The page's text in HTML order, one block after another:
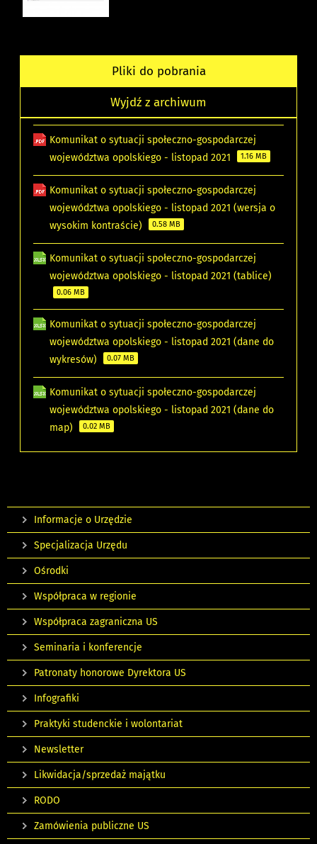
Pliki do pobrania
Wyjdź z archiwum
Komunikat o sytuacji społeczno-gospodarczej
województwa opolskiego - listopad 2021
1.16 MB
Komunikat o sytuacji społeczno-gospodarczej
województwa opolskiego - listopad 2021 (wersja o
wysokim kontraście)
0.58 MB
Komunikat o sytuacji społeczno-gospodarczej
województwa opolskiego - listopad 2021 (tablice)
0.06 MB
Komunikat o sytuacji społeczno-gospodarczej
województwa opolskiego - listopad 2021 (dane do
wykresów)
0.07 MB
Komunikat o sytuacji społeczno-gospodarczej
województwa opolskiego - listopad 2021 (dane do
map)
0.02 MB
Informacje o Urzędzie
Specjalizacja Urzędu
Ośrodki
Współpraca w regionie
Współpraca zagraniczna US
Seminaria i konferencje
Patronaty honorowe Dyrektora US
Infografiki
Praktyki studenckie i wolontariat
Newsletter
Likwidacja/sprzedaż majątku
RODO
Zamówienia publiczne US